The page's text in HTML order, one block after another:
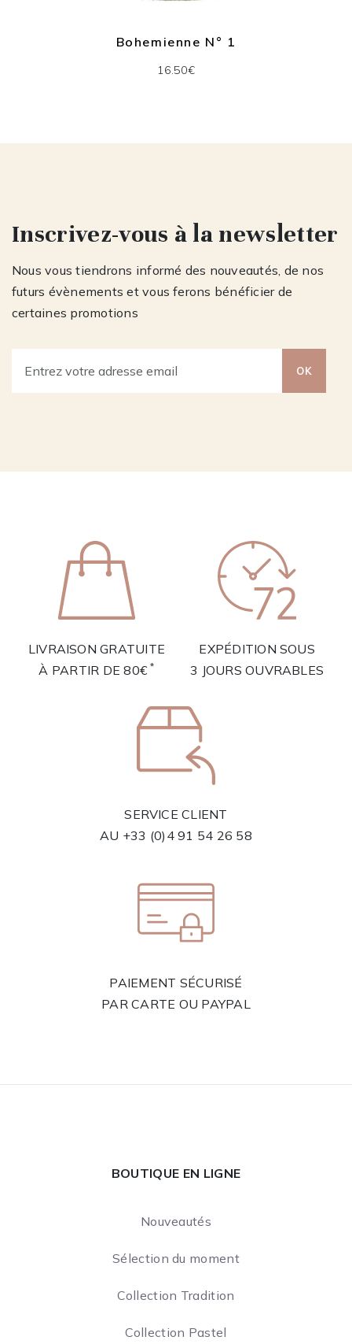
Bohemienne N° 1
16.50€
Inscrivez-vous à la newsletter
Nous vous tiendrons informé des nouveautés, de nos
futurs évènements et vous ferons bénéficier de
certaines promotions
OK
LIVRAISON GRATUITE
À PARTIR DE 80€ *
EXPÉDITION SOUS
3 JOURS OUVRABLES
SERVICE CLIENT
AU +33 (0)4 91 54 26 58
PAIEMENT SÉCURISÉ
PAR CARTE OU PAYPAL
BOUTIQUE EN LIGNE
Nouveautés
Sélection du moment
Collection Tradition
Collection Pastel